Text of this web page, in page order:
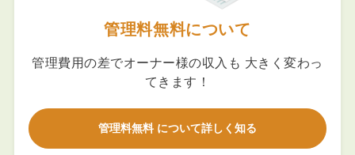
管理料無料について
管理費用の差でオーナー様の収入も 大きく変わっ
てきます！
管理料無料 について詳しく知る